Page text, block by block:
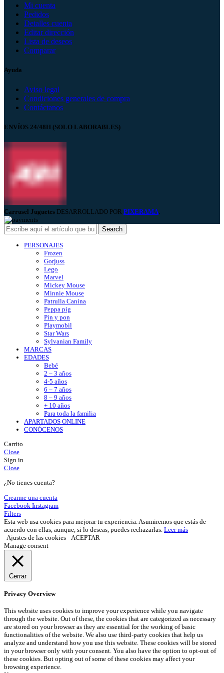
Mi cuenta
Pedidos
Detalles cuenta
Editar dirección
Lista de deseos
Comparar
Ayuda
Aviso legal
Condiciones generales de compra
Contáctanos
ENVÍOS 24/48H (SOLO LABORABLES)
Carrusel Juguetes DESARROLLADO POR PIXERAMA.
Search
PERSONAJES
Frozen
Gorjuss
Lego
Marvel
Mickey Mouse
Minnie Mouse
Patrulla Canina
Peppa pig
Pin y pon
Playmobil
Star Wars
Sylvanian Family
MARCAS
EDADES
Bebé
2 – 3 años
4-5 años
6 – 7 años
8 – 9 años
+ 10 años
Para toda la familia
APARTADOS ONLINE
CONÓCENOS
Carrito
Close
Sign in
Close
¿No tienes cuenta?
Crearme una cuenta
Facebook Instagram
Filters
Esta web usa cookies para mejorar tu experiencia. Asumiremos que estás de
acuerdo con ellas, aunque, si lo deseas, puedes rechazarlas. Leer más
Ajustes de las cookies
ACEPTAR
Manage consent
Cerrar
Privacy Overview
This website uses cookies to improve your experience while you navigate
through the website. Out of these, the cookies that are categorized as necessary
are stored on your browser as they are essential for the working of basic
functionalities of the website. We also use third-party cookies that help us
analyze and understand how you use this website. These cookies will be stored
in your browser only with your consent. You also have the option to opt-out of
these cookies. But opting out of some of these cookies may affect your
browsing experience.